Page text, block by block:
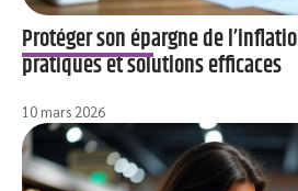
Protéger son épargne de
pratiques et solutions efficaces
10 mars 2026